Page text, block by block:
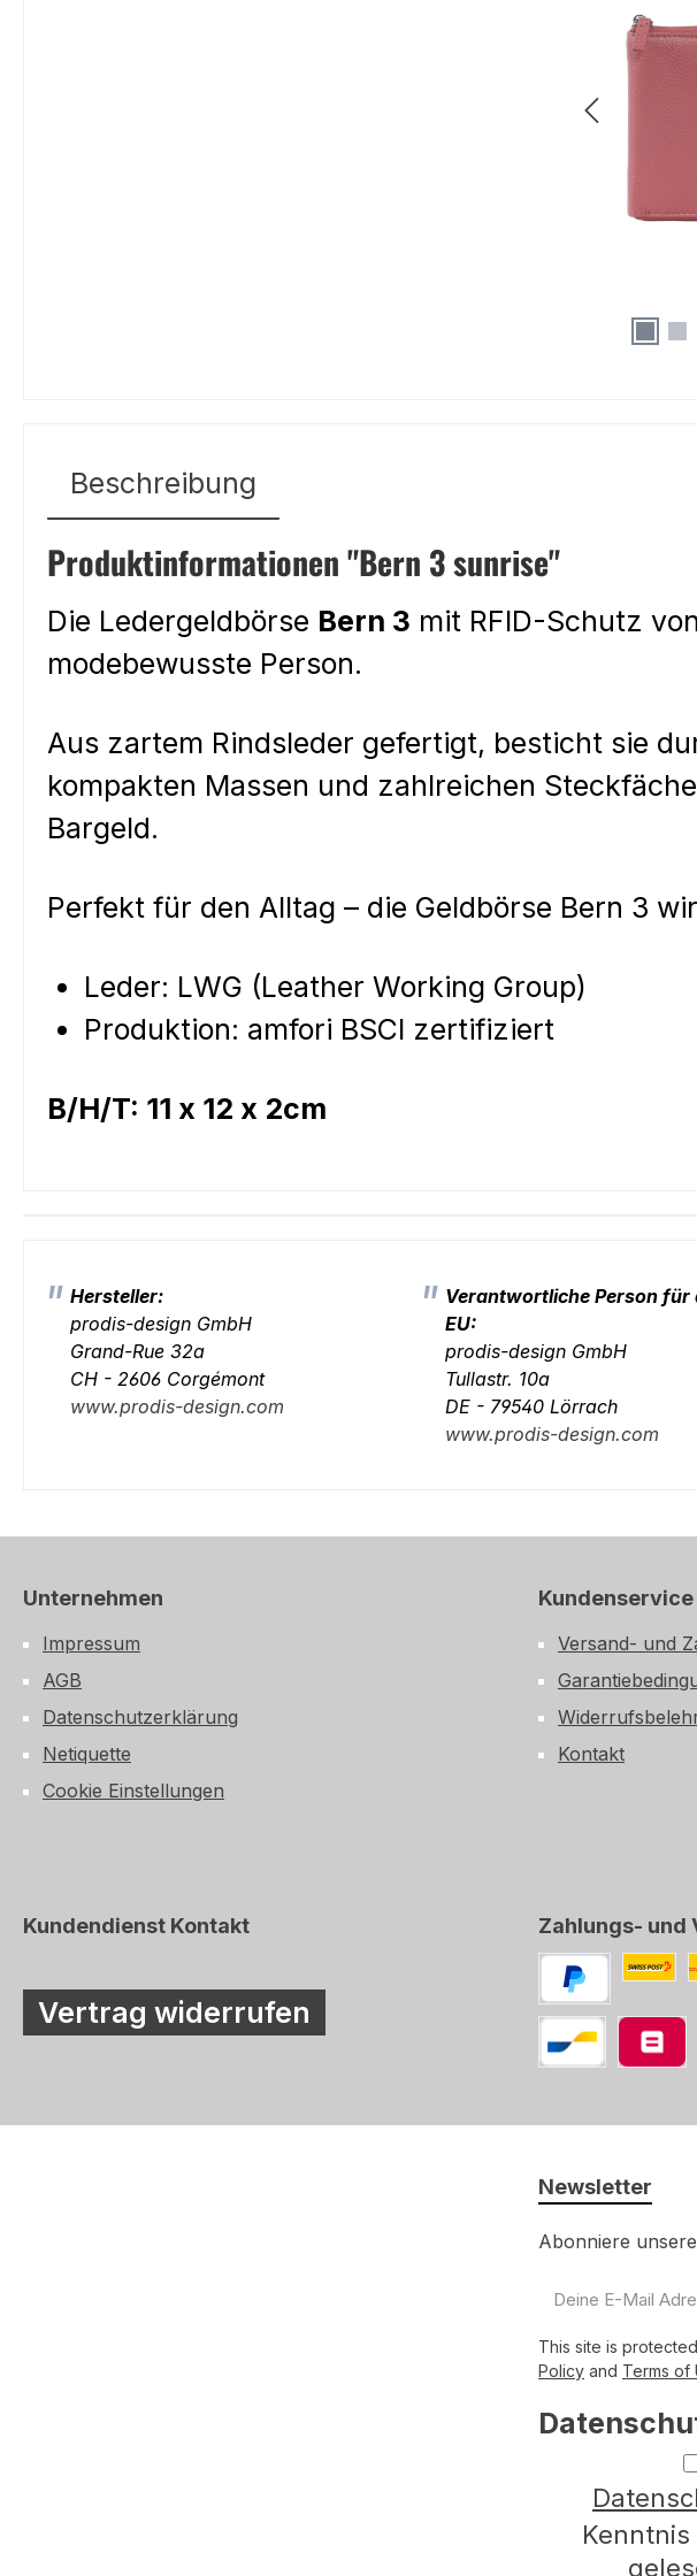
Beschreibung
Produktinformationen "Bern 3 sunrise"
Die Ledergeldbörse Bern 3 mit RFID-Schutz
modebewusste Person.
Aus zartem Rindsleder gefertigt, besticht sie
kompakten Massen und zahlreichen
Bargeld.
Perfekt für den Alltag – die Geldbörse Bern 3
Leder: LWG (Leather Working Group)
Produktion: amfori BSCI zertifiziert
B/H/T: 11 x 12 x 2cm
Hersteller:
prodis-design GmbH
Grand-Rue 32a
CH - 2606 Corgémont
www.prodis-design.com
Verantwortliche Person für
EU:
prodis-design GmbH
Tullastr. 10a
DE - 79540 Lörrach
www.prodis-design.com
Unternehmen
Impressum
AGB
Datenschutzerklärung
Netiquette
Cookie Einstellungen
Kundenservice
Versand- und
Kontakt
Kundendienst Kontakt
Vertrag widerrufen
Zahlungs- und
PayPal
Newsletter
Abonniere
Mail-
*
This site is
Policy and Terms of